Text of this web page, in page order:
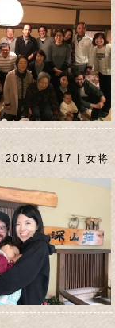
2018/11/17 | 女将